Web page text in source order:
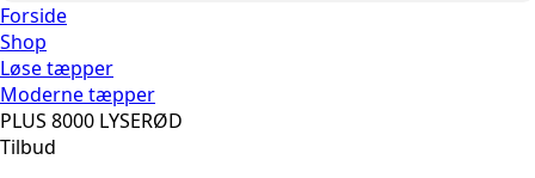
Forside
Shop
Løse tæpper
Moderne tæpper
PLUS 8000 LYSERØD
Tilbud